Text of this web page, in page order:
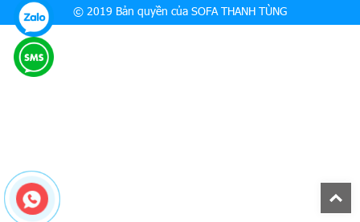
© 2019 Bản quyền của SOFA THANH TÙNG